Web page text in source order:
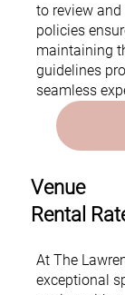
to review
policies
maintaining
guidelines
seamless
Venue
Rental
At The
exceptional